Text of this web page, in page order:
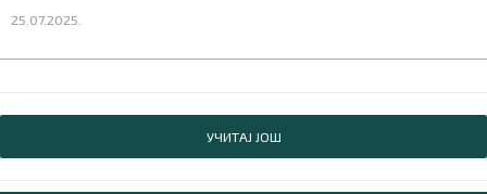
25.07.2025.
УЧИТАЈ ЈОШ